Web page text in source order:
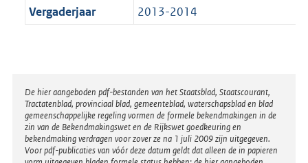
Vergaderjaar
2013-2014
Disclaimer
De hier aangeboden pdf-bestanden van het Staatsblad, Staatscourant,
Tractatenblad, provinciaal blad, gemeenteblad, waterschapsblad en blad
gemeenschappelijke regeling vormen de formele bekendmakingen in de
zin van de Bekendmakingswet en de Rijkswet goedkeuring en
bekendmaking verdragen voor zover ze na 1 juli 2009 zijn uitgegeven.
Voor pdf-publicaties van vóór deze datum geldt dat alleen de in papieren